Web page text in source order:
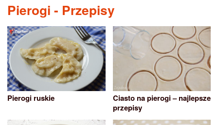
Pierogi - Przepisy
Pierogi ruskie
Ciasto na pierogi – najlepsze
przepisy